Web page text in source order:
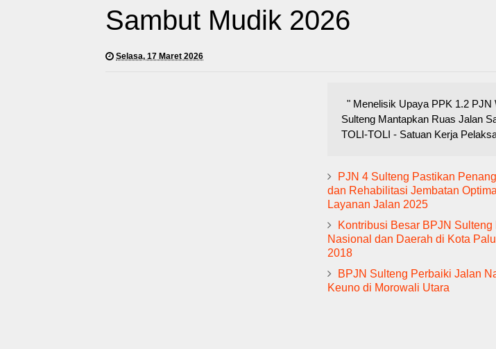
Sambut Mudik 2026
Selasa, 17 Maret 2026
" Menelisik Upaya PPK 1.2 PJN
Sulteng Mantapkan Ruas Jalan
TOLI-TOLI - Satuan Kerja
PJN 4 Sulteng Pastikan
dan Rehabilitasi Jembatan
Layanan Jalan 2025
Kontribusi Besar BPJN Sulteng
Nasional dan Daerah di Kota
2018
BPJN Sulteng Perbaiki Jalan
Keuno di Morowali Utara